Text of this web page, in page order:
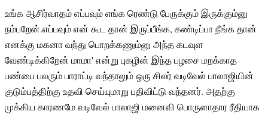
உங்க ஆசிர்வாதம் எப்பவும் எங்க ரெண்டு பேருக்கும் இருக்கும்னு
நம்பறேன்.எப்பவும் என் கூட தான் இருப்பீங்க, கண்டிப்பா நீங்க தான்
எனக்கு மகனா வந்து பொறக்கணும்னு அந்த கடவுள
வேண்டிக்கிறேன் மாமா' என்று புகழின் இந்த பழசை மறக்காத
பண்பை பலரும் பாராட்டி வந்தாலும் ஒரு சிலர் வடிவேல் பாலாஜியின்
குடும்பத்திற்கு உதவி செய்யுமாறு பதிவிட்டு வந்தனர். அதற்கு
முக்கிய காரணமே வடிவேல் பாலாஜி மனைவி பொருளாதார ரீதியாக